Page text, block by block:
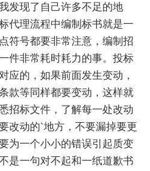
现了自己许多不足的地
代理流程中编制标书就是一
符号都要非常注意，编制招
件非常耗时耗力的事。投标
应的，如果前面发生变动，
款等同样都要变动，这样就
招标文件，了解每一处改动
改动的`地方，不要漏掉要更
为一个小小的错误引起质变
是一句对不起和一纸道歉书